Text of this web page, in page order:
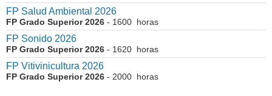
FP Salud Ambiental 2026
FP Grado Superior 2026 - 1600 horas
FP Sonido 2026
FP Grado Superior 2026 - 1620 horas
FP Vitivinicultura 2026
FP Grado Superior 2026 - 2000 horas